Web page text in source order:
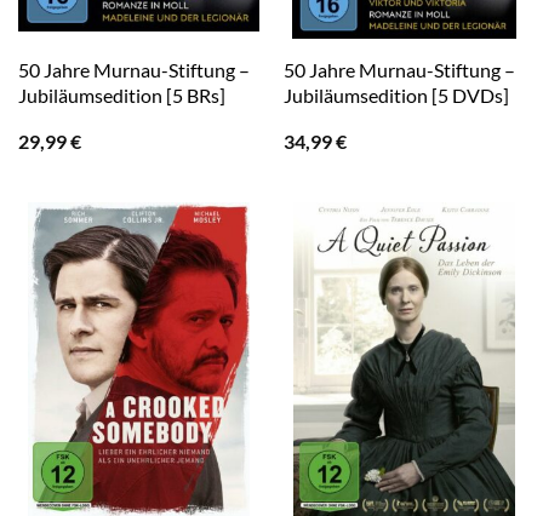
50 Jahre Murnau-Stiftung –
Jubiläumsedition [5 BRs]
29,99€
50 Jahre Murnau-Stiftung –
Jubiläumsedition [5 DVDs]
34,99€